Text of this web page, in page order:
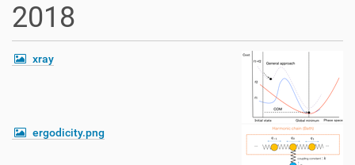
2018
xray
ergodicity.png